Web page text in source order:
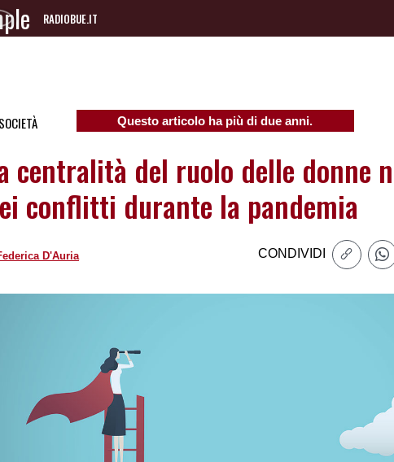
RADIOBUE.IT
Audio
SOCIETÀ Questo articolo ha più di due anni.
centralità del ruolo delle donne
conflitti durante la pandemia
DʹAuria CONDIVIDI